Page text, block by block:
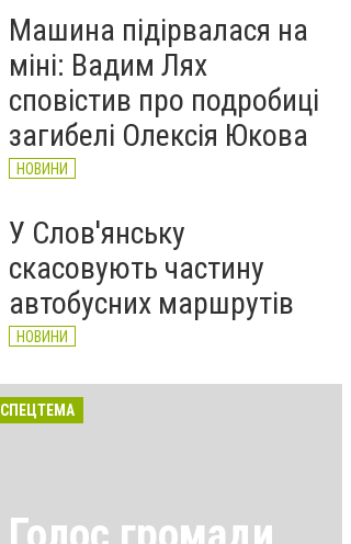
Машина підірвалася на
міні: Вадим Лях
сповістив про подробиці
загибелі Олексія Юкова
НОВИНИ
У Слов'янську
скасовують частину
автобусних маршрутів
НОВИНИ
СПЕЦТЕМА